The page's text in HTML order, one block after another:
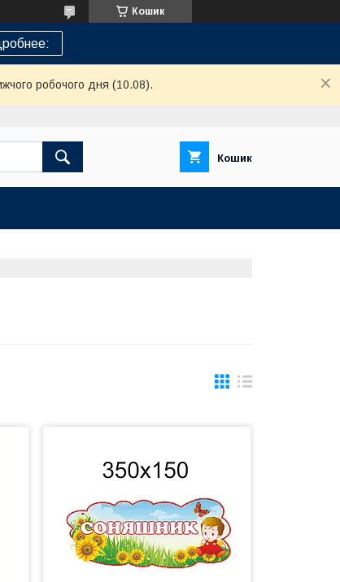
Кошик
робочого дня (10.08).
Кошик